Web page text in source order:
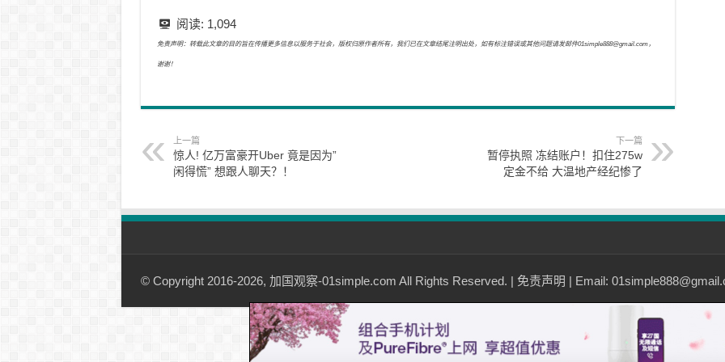
阅读: 1,094
免责声明：转载此文章的目的旨在传播更多信息以服务于社会，版权归原作者所有，我们已在文章结尾注明出处，如有标注错误或其他问题请发邮件01simple888@gmail.com，
谢谢！
上一篇
惊人! 亿万富豪开Uber 竟是因为”
闲得慌” 想跟人聊天？！
下一篇
暂停执照 冻结账户！扣住275w
定金不给 大温地产经纪惨了
© Copyright 2016-2026, 加国观察-01simple.com All Rights Reserved. | 免责声明 | Email: